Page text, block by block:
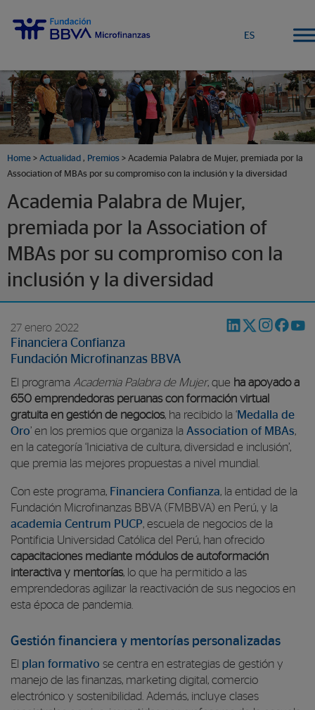
ES
Home > Actualidad , Premios > Academia Palabra de Mujer, premiada por la
Association of MBAs por su compromiso con la inclusión y la diversidad
Academia Palabra de Mujer,
premiada por la Association of
MBAs por su compromiso con la
inclusión y la diversidad
27 enero 2022
Financiera Confianza
Fundación Microfinanzas BBVA
El programa Academia Palabra de Mujer, que ha apoyado a
650 emprendedoras peruanas con formación virtual
gratuita en gestión de negocios, ha recibido la ‘Medalla de
Oro’ en los premios que organiza la Association of MBAs,
en la categoría ‘Iniciativa de cultura, diversidad e inclusión’,
que premia las mejores propuestas a nivel mundial.
Con este programa, Financiera Confianza, la entidad de la
Fundación Microfinanzas BBVA (FMBBVA) en Perú, y la
academia Centrum PUCP, escuela de negocios de la
Pontificia Universidad Católica del Perú, han ofrecido
capacitaciones mediante módulos de autoformación
interactiva y mentorías, lo que ha permitido a las
emprendedoras agilizar la reactivación de sus negocios en
esta época de pandemia.
Gestión financiera y mentorías personalizadas
El plan formativo se centra en estrategias de gestión y
manejo de las finanzas, marketing digital, comercio
electrónico y sostenibilidad. Además, incluye clases